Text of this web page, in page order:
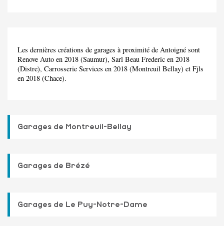
Les dernières créations de garages à proximité de Antoigné sont
Renove Auto en 2018 (Saumur), Sarl Beau Frederic en 2018
(Distre), Carrosserie Services en 2018 (Montreuil Bellay) et Fjls
en 2018 (Chace).
Garages de Montreuil-Bellay
Garages de Brézé
Garages de Le Puy-Notre-Dame